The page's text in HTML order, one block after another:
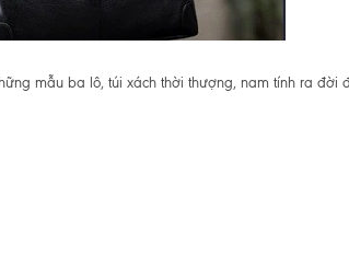
mẫu ba lô, túi xách thời thượng, nam tính ra đời